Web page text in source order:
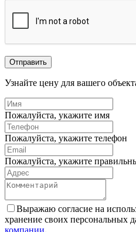
Отправить
Узнайте цену для вашего
Пожалуйста, укажите имя
Пожалуйста, укажите телефон
Пожалуйста, укажите
Выражаю согласие на
хранение своих персональных